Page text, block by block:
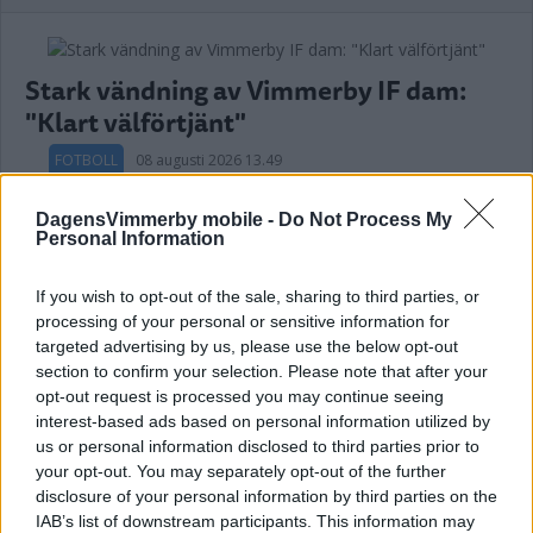
DagensVimmerby mobile - Do Not Process My
Personal Information
If you wish to opt-out of the sale, sharing to third parties, or
processing of your personal or sensitive information for
targeted advertising by us, please use the below opt-out
section to confirm your selection. Please note that after your
opt-out request is processed you may continue seeing
interest-based ads based on personal information utilized by
us or personal information disclosed to third parties prior to
your opt-out. You may separately opt-out of the further
disclosure of your personal information by third parties on the
IAB’s list of downstream participants. This information may
Stark vändning av Vimmerby IF dam:
"Klart välförtjänt"
FOTBOLL 08 augusti 2026 13.49
"Fimpen" fick inte jubla i debuten: "Kan
inte kräva mer"
FOTBOLL 07 augusti 2026 20.56
Annons: